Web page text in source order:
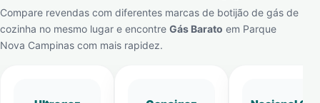
Compare revendas com diferentes marcas de botijão de gás de
cozinha no mesmo lugar e encontre Gás Barato em Parque
Nova Campinas com mais rapidez.